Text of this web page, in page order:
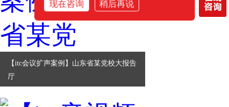
【itc会议扩声案例】山东省某党校大报告
厅
现在咨询 稍后再说